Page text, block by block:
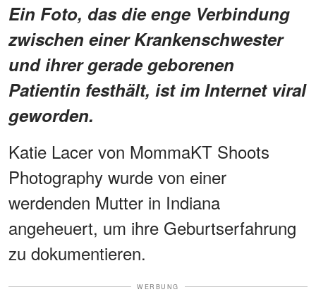
Ein Foto, das die enge Verbindung
zwischen einer Krankenschwester
und ihrer gerade geborenen
Patientin festhält, ist im Internet viral
geworden.
Katie Lacer von MommaKT Shoots
Photography wurde von einer
werdenden Mutter in Indiana
angeheuert, um ihre Geburtserfahrung
zu dokumentieren.
WERBUNG